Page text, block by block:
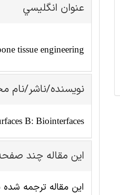
عنوان انگليسي
tissue engineering
نویسنده/ناشر/نام
B: Biointerfaces
این مقاله چند